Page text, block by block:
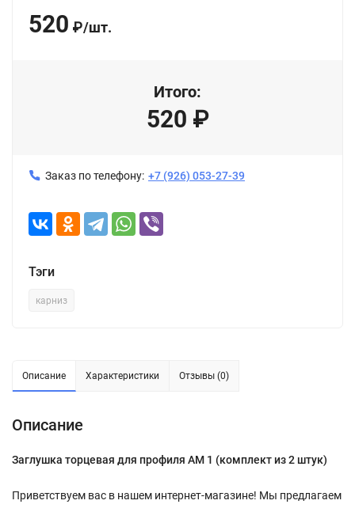
520 ₽/шт.
Итого:
520 ₽
Заказ по телефону: +7 (926) 053-27-39
Тэги
карниз
Описание Характеристики Отзывы (0)
Описание
Заглушка торцевая для профиля АМ 1 (комплект из 2 штук)
Приветствуем вас в нашем интернет-магазине! Мы предлагаем